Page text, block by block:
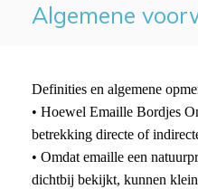
Algemene
Definities en algemene
• Hoewel Emaille Bordjes
betrekking directe of
• Omdat emaille een
dichtbij bekijkt, kunnen